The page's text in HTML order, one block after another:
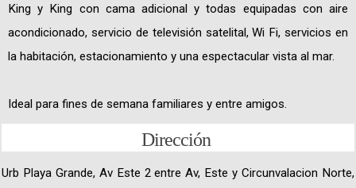
King y King con cama adicional y todas equipadas con aire
acondicionado, servicio de televisión satelital, Wi Fi, servicios en
la habitación, estacionamiento y una espectacular vista al mar.
Ideal para fines de semana familiares y entre amigos.
Dirección
Urb Playa Grande, Av Este 2 entre Av, Este y Circunvalacion Norte,